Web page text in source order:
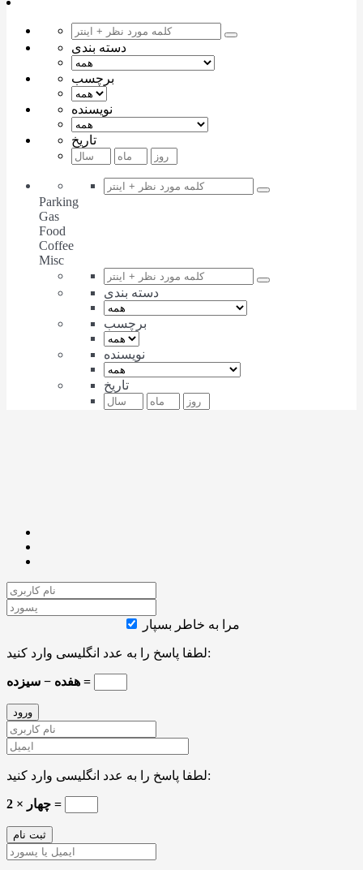
دسته بندی
برچسب
نویسنده
تاریخ
Parking
Gas
Food
Coffee
Misc
دسته بندی
برچسب
نویسنده
تاریخ
مرا به خاطر بسپار
لطفا پاسخ را به عدد انگلیسی وارد کنید:
هفده − سیزده =
لطفا پاسخ را به عدد انگلیسی وارد کنید:
2 × چهار =